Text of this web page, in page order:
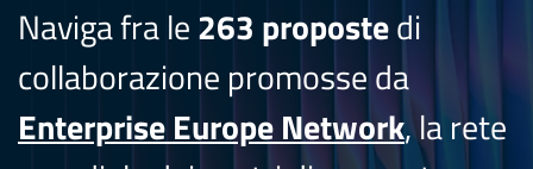
Naviga fra le263 propostedi
collaborazione promosse da
Enterprise Europe Network, la rete